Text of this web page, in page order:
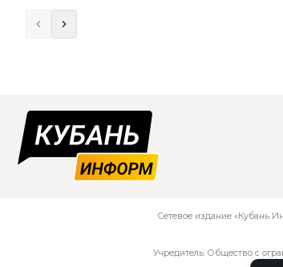
Сетевое издание «Кубань
Учредитель: Общество с